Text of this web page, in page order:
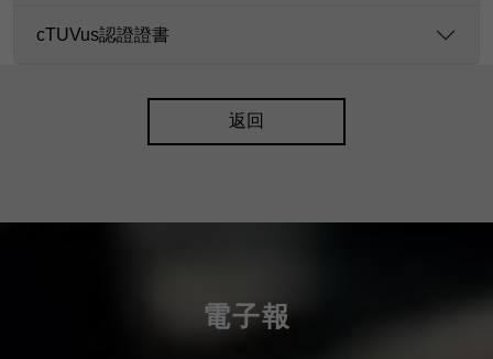
cTUVus認證證書
返回
電子報